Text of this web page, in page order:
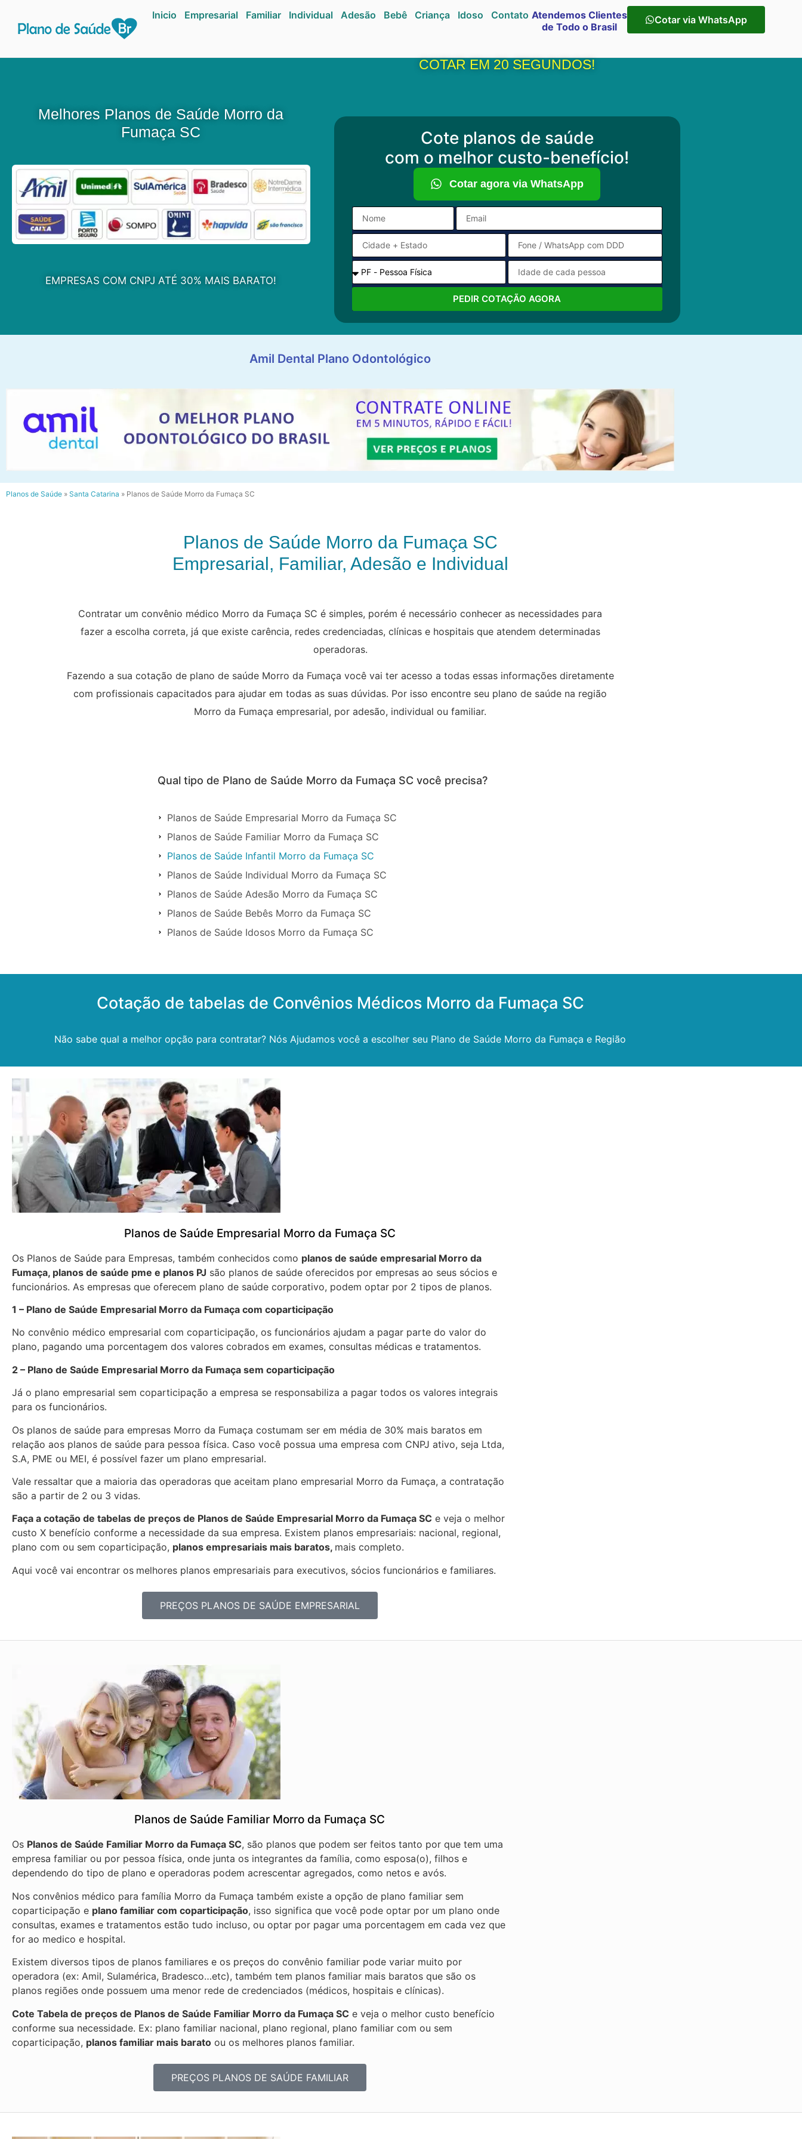
Inicio Empresarial Familiar Individual Adesão Bebê Criança Idoso Contato Atendemos Clientes
de Todo o Brasil
Cotar via WhatsApp
Melhores Planos de Saúde Morro da
Fumaça SC
EMPRESAS COM CNPJ ATÉ 30% MAIS BARATO!
COTAR EM 20 SEGUNDOS!
Cote planos de saúde
com o melhor custo-benefício!
Cotar agora via WhatsApp
PEDIR COTAÇÃO AGORA
Amil Dental Plano Odontológico
Planos de Saúde » Santa Catarina » Planos de Saúde Morro da Fumaça SC
Planos de Saúde Morro da Fumaça SC
Empresarial, Familiar, Adesão e Individual
Contratar um convênio médico Morro da Fumaça SC é simples, porém é necessário conhecer as necessidades para
fazer a escolha correta, já que existe carência, redes credenciadas, clínicas e hospitais que atendem determinadas
operadoras.
Fazendo a sua cotação de plano de saúde Morro da Fumaça você vai ter acesso a todas essas informações diretamente
com profissionais capacitados para ajudar em todas as suas dúvidas. Por isso encontre seu plano de saúde na região
Morro da Fumaça empresarial, por adesão, individual ou familiar.
Qual tipo de Plano de Saúde Morro da Fumaça SC você precisa?
Planos de Saúde Empresarial Morro da Fumaça SC
Planos de Saúde Familiar Morro da Fumaça SC
Planos de Saúde Infantil Morro da Fumaça SC
Planos de Saúde Individual Morro da Fumaça SC
Planos de Saúde Adesão Morro da Fumaça SC
Planos de Saúde Bebês Morro da Fumaça SC
Planos de Saúde Idosos Morro da Fumaça SC
Cotação de tabelas de Convênios Médicos Morro da Fumaça SC
Não sabe qual a melhor opção para contratar? Nós Ajudamos você a escolher seu Plano de Saúde Morro da Fumaça e Região
Planos de Saúde Empresarial Morro da Fumaça SC
Os Planos de Saúde para Empresas, também conhecidos como planos de saúde empresarial Morro da
Fumaça, planos de saúde pme e planos PJ são planos de saúde oferecidos por empresas ao seus sócios e
funcionários. As empresas que oferecem plano de saúde corporativo, podem optar por 2 tipos de planos.
1 – Plano de Saúde Empresarial Morro da Fumaça com coparticipação
No convênio médico empresarial com coparticipação, os funcionários ajudam a pagar parte do valor do
plano, pagando uma porcentagem dos valores cobrados em exames, consultas médicas e tratamentos.
2 – Plano de Saúde Empresarial Morro da Fumaça sem coparticipação
Já o plano empresarial sem coparticipação a empresa se responsabiliza a pagar todos os valores integrais
para os funcionários.
Os planos de saúde para empresas Morro da Fumaça costumam ser em média de 30% mais baratos em
relação aos planos de saúde para pessoa física. Caso você possua uma empresa com CNPJ ativo, seja Ltda,
S.A, PME ou MEI, é possível fazer um plano empresarial.
Vale ressaltar que a maioria das operadoras que aceitam plano empresarial Morro da Fumaça, a contratação
são a partir de 2 ou 3 vidas.
Faça a cotação de tabelas de preços de Planos de Saúde Empresarial Morro da Fumaça SC e veja o melhor
custo X benefício conforme a necessidade da sua empresa. Existem planos empresariais: nacional, regional,
plano com ou sem coparticipação, planos empresariais mais baratos, mais completo.
Aqui você vai encontrar os melhores planos empresariais para executivos, sócios funcionários e familiares.
PREÇOS PLANOS DE SAÚDE EMPRESARIAL
Planos de Saúde Familiar Morro da Fumaça SC
Os Planos de Saúde Familiar Morro da Fumaça SC, são planos que podem ser feitos tanto por que tem uma
empresa familiar ou por pessoa física, onde junta os integrantes da família, como esposa(o), filhos e
dependendo do tipo de plano e operadoras podem acrescentar agregados, como netos e avós.
Nos convênios médico para família Morro da Fumaça também existe a opção de plano familiar sem
coparticipação e plano familiar com coparticipação, isso significa que você pode optar por um plano onde
consultas, exames e tratamentos estão tudo incluso, ou optar por pagar uma porcentagem em cada vez que
for ao medico e hospital.
Existem diversos tipos de planos familiares e os preços do convênio familiar pode variar muito por
operadora (ex: Amil, Sulamérica, Bradesco…etc), também tem planos familiar mais baratos que são os
planos regiões onde possuem uma menor rede de credenciados (médicos, hospitais e clínicas).
Cote Tabela de preços de Planos de Saúde Familiar Morro da Fumaça SC e veja o melhor custo benefício
conforme sua necessidade. Ex: plano familiar nacional, plano regional, plano familiar com ou sem
coparticipação, planos familiar mais barato ou os melhores planos familiar.
PREÇOS PLANOS DE SAÚDE FAMILIAR